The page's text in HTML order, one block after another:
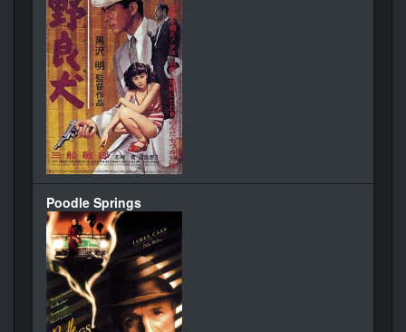
Poodle Springs